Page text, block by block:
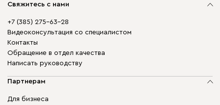
Свяжитесь с нами
+7 (385) 275-63-28
Видеоконсультация со специалистом
Контакты
Обращение в отдел качества
Написать руководству
Партнерам
Для бизнеса